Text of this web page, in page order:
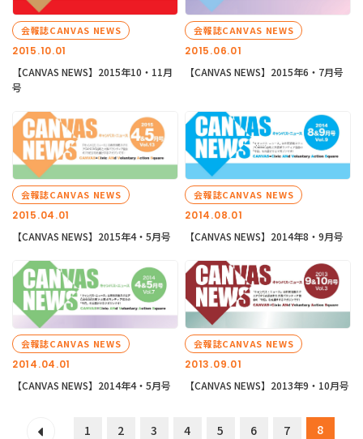
2015.10.01
会報誌CANVAS NEWS
【CANVAS NEWS】2015年10・11月
号
2015.06.01
会報誌CANVAS NEWS
【CANVAS NEWS】2015年6・7月号
2015.04.01
会報誌CANVAS NEWS
【CANVAS NEWS】2015年4・5月号
2014.08.01
会報誌CANVAS NEWS
【CANVAS NEWS】2014年8・9月号
2014.04.01
会報誌CANVAS NEWS
【CANVAS NEWS】2014年4・5月号
2013.09.01
会報誌CANVAS NEWS
【CANVAS NEWS】2013年9・10月号
1 2 3 4 5 6 7
8